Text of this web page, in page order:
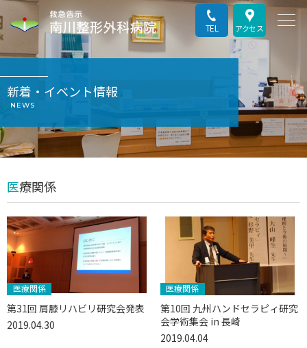
TEL アクセス
新着・イベント情報
NEWS
医療関係
医療関係
第31回 肩膝リハビリ研究会発表
2019.04.30
医療関係
第10回 九州ハンドセラピィ研究
会学術集会 in 長崎
2019.04.04